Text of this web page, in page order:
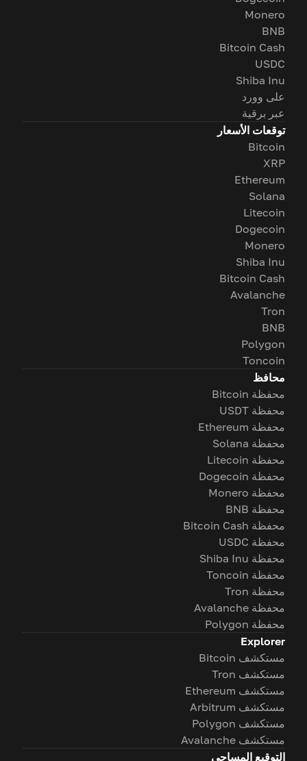
Monero
BNB
Bitcoin Cash
USDC
Shiba Inu
على وورد
عبر برقية
توقعات الأسعار
Bitcoin
XRP
Ethereum
Solana
Litecoin
Dogecoin
Monero
Shiba Inu
Bitcoin Cash
Avalanche
Tron
BNB
Polygon
Toncoin
محافظ
محفظة Bitcoin
محفظة USDT
محفظة Ethereum
محفظة Solana
محفظة Litecoin
محفظة Dogecoin
محفظة Monero
محفظة BNB
محفظة Bitcoin Cash
محفظة USDC
محفظة Shiba Inu
محفظة Toncoin
محفظة Tron
محفظة Avalanche
محفظة Polygon
Explorer
مستكشف Bitcoin
مستكشف Tron
مستكشف Ethereum
مستكشف Arbitrum
مستكشف Polygon
مستكشف Avalanche
التوقيع المساحي